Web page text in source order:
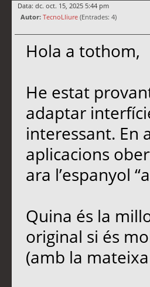
Data: dc. oct. 15, 2025 5:44 pm
Autor: TecnoLliure (Entrades: 4)
Hola a tothom,
He estat
adaptar
interessant. En
aplicacions
ara l’espanyol
Quina és la
original si és
(amb la